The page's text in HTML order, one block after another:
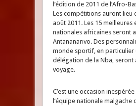
l’édition de 2011 de l’Afro-
Les compétitions auront lieu
août 2011. Les 15 meilleures
nationales africaines seront
Antananarivo. Des
monde sportif, en particulier
délégation de la Nba, seront
voyage.
C’est une occasion
l’équipe nationale malgache